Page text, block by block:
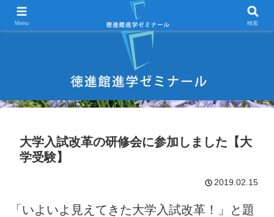
宇部市 学習塾 中学受験 高校受験 大学受験 進学塾 試験対策
大学入試改革の研修会に参加しました【大
学受験】
2019.02.15
「いよいよ見えてきた大学入試改革！」と題
Menu 検索